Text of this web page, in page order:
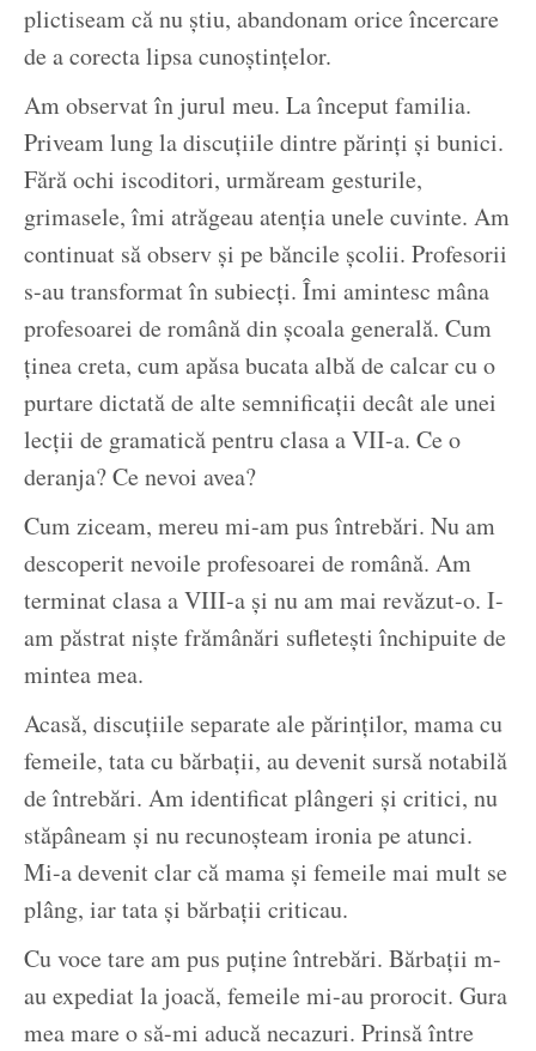
plictiseam că nu știu, abandonam orice încercare
de a corecta lipsa cunoștințelor.
Am observat în jurul meu. La început familia.
Priveam lung la discuțiile dintre părinți și bunici.
Fără ochi iscoditori, urmăream gesturile,
grimasele, îmi atrăgeau atenția unele cuvinte. Am
continuat să observ și pe băncile școlii. Profesorii
s-au transformat în subiecți. Îmi amintesc mâna
profesoarei de română din școala generală. Cum
ținea creta, cum apăsa bucata albă de calcar cu o
purtare dictată de alte semnificații decât ale unei
lecții de gramatică pentru clasa a VII-a. Ce o
deranja? Ce nevoi avea?
Cum ziceam, mereu mi-am pus întrebări. Nu am
descoperit nevoile profesoarei de română. Am
terminat clasa a VIII-a și nu am mai revăzut-o. I-
am păstrat niște frămânări sufletești închipuite de
mintea mea.
Acasă, discuțiile separate ale părinților, mama cu
femeile, tata cu bărbații, au devenit sursă notabilă
de întrebări. Am identificat plângeri și critici, nu
stăpâneam și nu recunoșteam ironia pe atunci.
Mi-a devenit clar că mama și femeile mai mult se
plâng, iar tata și bărbații criticau.
Cu voce tare am pus puține întrebări. Bărbații m-
au expediat la joacă, femeile mi-au prorocit. Gura
mea mare o să-mi aducă necazuri. Prinsă între